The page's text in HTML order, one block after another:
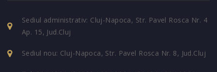
Sediul administrativ: Cluj-Napoca, Str. Pavel Rosca Nr. 4
Ap. 15, Jud.Cluj
Sediul nou: Cluj-Napoca, Str. Pavel Rosca Nr. 8, Jud.Cluj